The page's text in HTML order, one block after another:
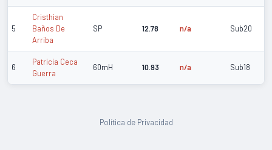
5
Cristhian
Baños De
Arriba
SP 12.78 n/a Sub20
6
Patricia Ceca
Guerra
60mH 10.93 n/a Sub18
Política de Privacidad